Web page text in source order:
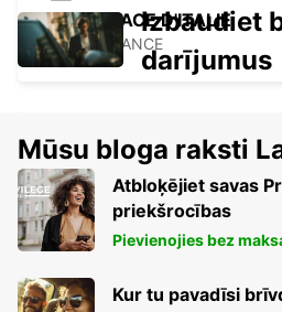
PARIS PLACE D'ITALIE
PARIS - FRANCE
IVRY-SUR-SEINE
IVRY SUR SEINE - FRANCE
Izbaudiet
darījumus
Mūsu bloga raksti
Atbloķējiet savas
priekšrocības
Pievienojies bez
Kur tu pavadīsi